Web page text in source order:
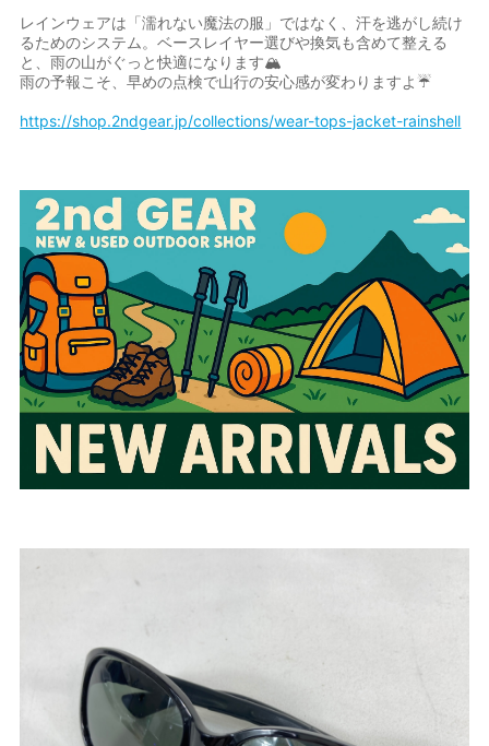
レインウェアは「濡れない魔法の服」ではなく、汗を逃がし続け
るためのシステム。ベースレイヤー選びや換気も含めて整える
と、雨の山がぐっと快適になります🏔️
雨の予報こそ、早めの点検で山行の安心感が変わりますよ☔
https://shop.2ndgear.jp/collections/wear-tops-jacket-rainshell